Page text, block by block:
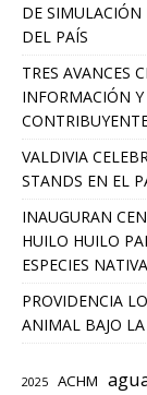
DE SIMULACIÓN
DEL PAÍS
TRES AVANCES
INFORMACIÓN Y
VALDIVIA
STANDS EN EL
INAUGURAN
HUILO HUILO
ESPECIES
PROVIDENCIA
ANIMAL BAJO
2025 ACHM